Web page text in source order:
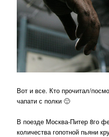
Вот и все. Кто прочитал/
чапати с полки 🙂
В поезде Москва-Питер 8го
количества гопотной пьяни